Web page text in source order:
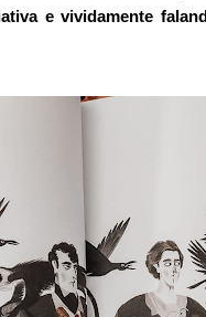
e vividamente